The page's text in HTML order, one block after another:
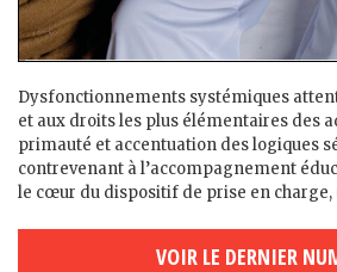
Dysfonctionnements systémiques
et aux droits les plus élémentaires des
primauté et accentuation des logiques
contrevenant à l’accompagnement
le cœur du dispositif de prise en charge,
VOIR LE DERNIER